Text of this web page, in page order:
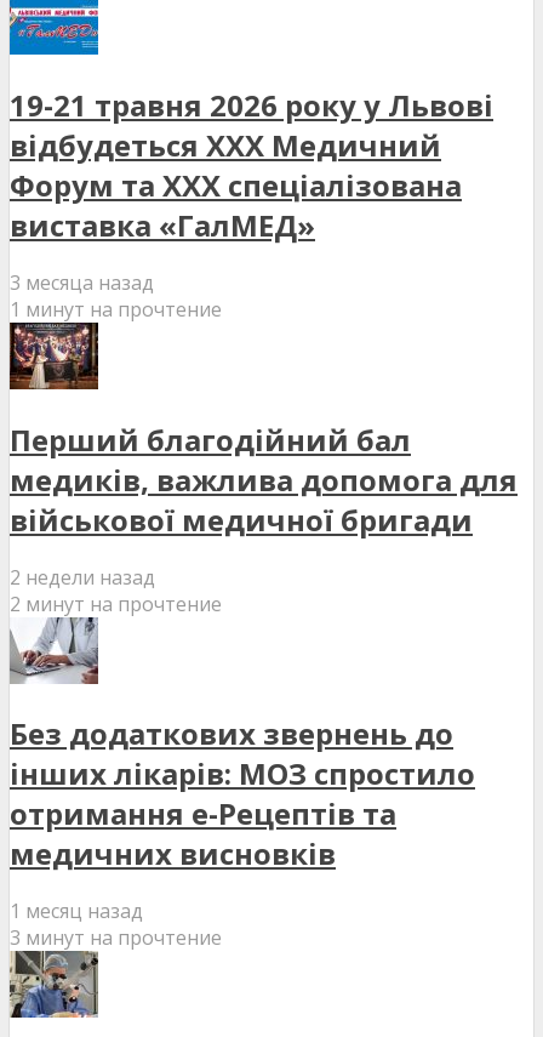
19-21 травня 2026 року у Львові
відбудеться XXX Медичний
Форум та XXX спеціалізована
виставка «ГалМЕД»
3 месяца назад
1 минут на прочтение
Перший благодійний бал
медиків, важлива допомога для
військової медичної бригади
2 недели назад
2 минут на прочтение
Без додаткових звернень до
інших лікарів: МОЗ спростило
отримання е-Рецептів та
медичних висновків
1 месяц назад
3 минут на прочтение